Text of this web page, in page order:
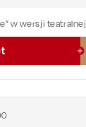
w wersji teatralnej